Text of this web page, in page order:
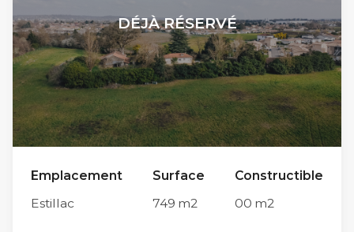
en moins de 10 minutes en voiture par le Pont
de Pierre) lui confère une situation
géographique idéale sur l’agglomération
d’Agen. Parmi ses autres atouts, sa proximité
avec les parcs Walygator et Aqualand d’une
part et le collège Théophile de Viau et ses
d’autre part, en font un endroit privilégié pour
la vie de famille. Chaque futur propriétaire est
DÉJÀ RÉSERVÉ
Emplacement
Estillac
Surface
749 m2
Constructible
00 m2